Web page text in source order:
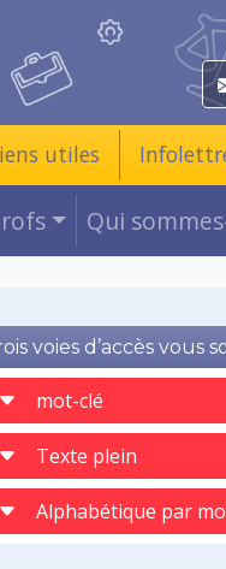
utiles
Qui
voies d’accès vous
mot-clé
Texte plein
Alphabétique par